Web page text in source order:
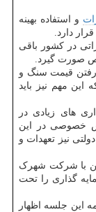
و استفاده بهینه
دارد.
در کشور باقی
صورت گیرد.
رفتن قیمت سنگ و
مهم نیز باید
های زیادی در
خصوصی در این
نیز تعهدات و
با شرکت شهرک
گذاری را تحت
این جلسه اظهار